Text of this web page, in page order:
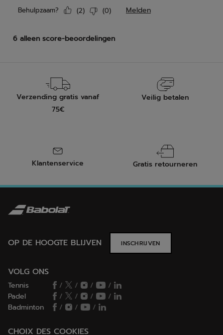
Verzending gratis vanaf
75€
Veilig betalen
Klantenservice Gratis retourneren
OP DE HOOGTE BLIJVEN INSCHRIJVEN
VOLG ONS
Tennis / / /
/
Padel
/ / /
/
Badminton
/ / /
CHOIX DES COOKIES